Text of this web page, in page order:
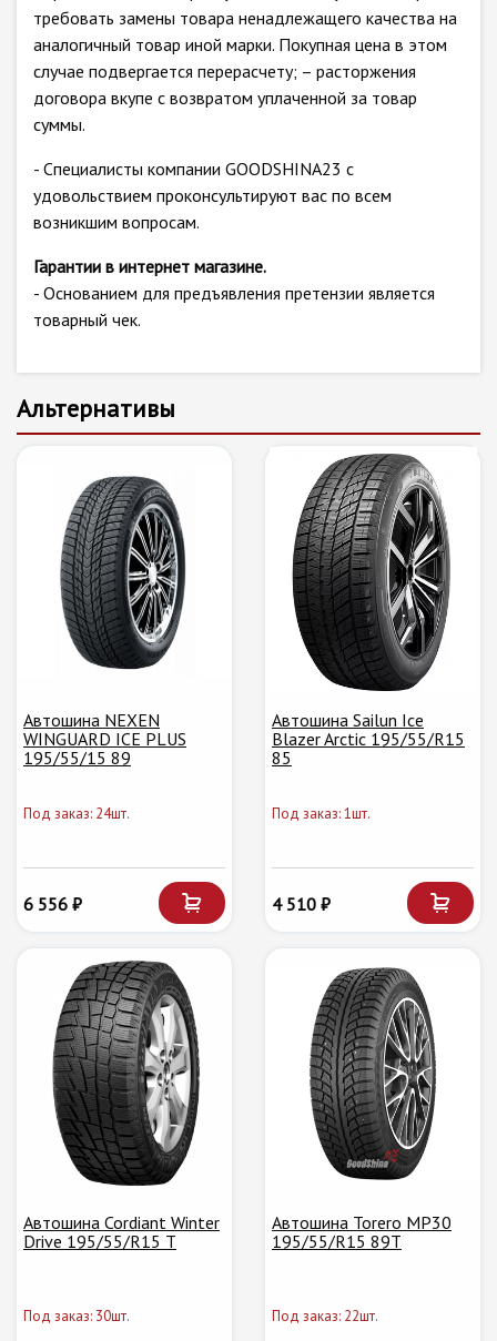
требовать замены товара ненадлежащего качества на
аналогичный товар иной марки. Покупная цена в этом
случае подвергается перерасчету; – расторжения
договора вкупе с возвратом уплаченной за товар
суммы.
- Специалисты компании GOODSHINA23 с
удовольствием проконсультируют вас по всем
возникшим вопросам.
Гарантии в интернет магазине.
- Основанием для предъявления претензии является
товарный чек.
Альтернативы
Автошина NEXEN
WINGUARD ICE PLUS
195/55/15 89
Под заказ: 24шт.
6 556 ₽
Автошина Sailun Ice
Blazer Arctic 195/55/R15
85
Под заказ: 1шт.
4 510 ₽
Автошина Cordiant Winter
Drive 195/55/R15 T
Под заказ: 30шт.
Автошина Torero MP30
195/55/R15 89T
Под заказ: 22шт.